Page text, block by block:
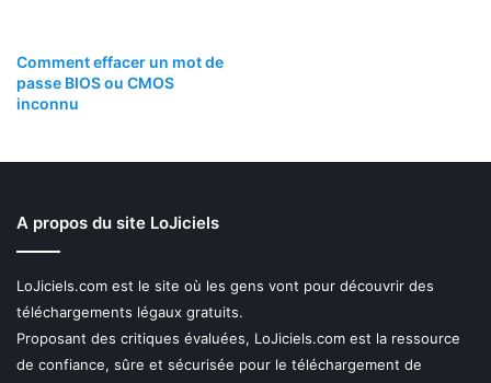
Comment effacer un mot de
passe BIOS ou CMOS
inconnu
A propos du site LoJiciels
LoJiciels.com est le site où les gens vont pour découvrir des
téléchargements légaux gratuits.
Proposant des critiques évaluées, LoJiciels.com est la ressource
de confiance, sûre et sécurisée pour le téléchargement de